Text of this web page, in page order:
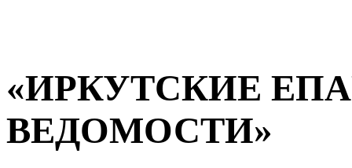
«ИРКУТСКИЕ
ВЕДОМОСТИ»